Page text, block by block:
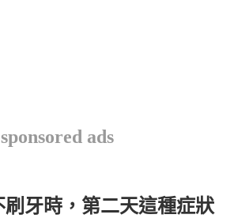
sponsored ads
牙時，第二天這種症狀